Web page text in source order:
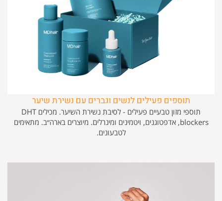
תוספים פעילים לנשים וגברים עם נשירת שיער
תוספי מזון טבעיים פעילים - לסיבת נשירת השיער. מכילים DHT
blockers, אדפטוגנים, ויטמינים ומינרלים. מיוצרים בארה״ב. מתאימים
לטבעונים.